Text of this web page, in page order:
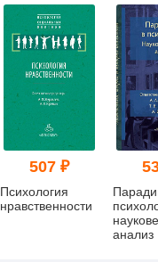
507 ₽
Психология
нравственности
анализ